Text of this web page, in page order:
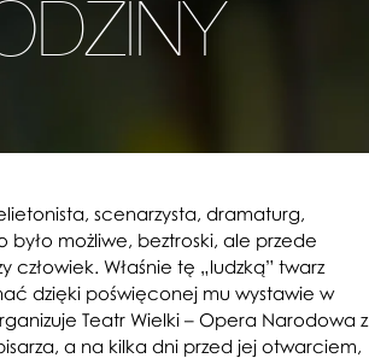
scenarzysta, dramaturg,
było możliwe, beztroski, ale przede
człowiek. Właśnie tę „ludzką” twarz
dzięki poświęconej mu wystawie w
Teatr Wielki – Opera Narodowa z
a na kilka dni przed jej otwarciem,